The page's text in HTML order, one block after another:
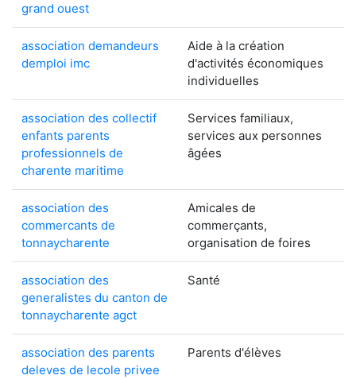
grand ouest
association demandeurs
demploi imc
Aide à la création
d'activités économiques
individuelles
association des collectif
enfants parents
professionnels de
charente maritime
Services familiaux,
services aux personnes
âgées
association des
commercants de
tonnaycharente
Amicales de
commerçants,
organisation de foires
association des
generalistes du canton de
tonnaycharente agct
Santé
association des parents
deleves de lecole privee
Parents d'élèves